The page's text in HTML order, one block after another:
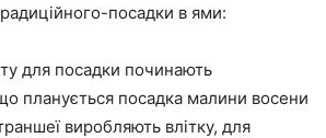
посадки в ями:
для посадки починають
планується посадка малини восени
виробляють влітку, для